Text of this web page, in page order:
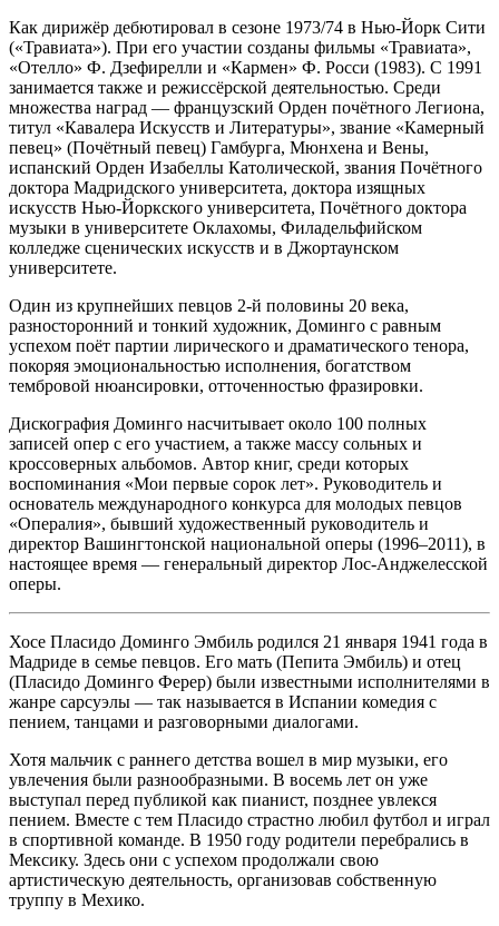
Как дирижёр дебютировал в сезоне 1973/74 в Нью-Йорк Сити
(«Травиата»). При его участии созданы фильмы «Травиата»,
«Отелло» Ф. Дзефирелли и «Кармен» Ф. Росси (1983). С 1991
занимается также и режиссёрской деятельностью. Среди
множества наград — французский Орден почётного Легиона,
титул «Кавалера Искусств и Литературы», звание «Камерный
певец» (Почётный певец) Гамбурга, Мюнхена и Вены,
испанский Орден Изабеллы Католической, звания Почётного
доктора Мадридского университета, доктора изящных
искусств Нью-Йоркского университета, Почётного доктора
музыки в университете Оклахомы, Филадельфийском
колледже сценических искусств и в Джортаунском
университете.
Один из крупнейших певцов 2-й половины 20 века,
разносторонний и тонкий художник, Доминго с равным
успехом поёт партии лирического и драматического тенора,
покоряя эмоциональностью исполнения, богатством
тембровой нюансировки, отточенностью фразировки.
Дискография Доминго насчитывает около 100 полных
записей опер с его участием, а также массу сольных и
кроссоверных альбомов. Автор книг, среди которых
воспоминания «Мои первые сорок лет». Руководитель и
основатель международного конкурса для молодых певцов
«Опералия», бывший художественный руководитель и
директор Вашингтонской национальной оперы (1996–2011), в
настоящее время — генеральный директор Лос-Анджелесской
оперы.
Хосе Пласидо Доминго Эмбиль родился 21 января 1941 года в
Мадриде в семье певцов. Его мать (Пепита Эмбиль) и отец
(Пласидо Доминго Ферер) были известными исполнителями в
жанре сарсуэлы — так называется в Испании комедия с
пением, танцами и разговорными диалогами.
Хотя мальчик с раннего детства вошел в мир музыки, его
увлечения были разнообразными. В восемь лет он уже
выступал перед публикой как пианист, позднее увлекся
пением. Вместе с тем Пласидо страстно любил футбол и играл
в спортивной команде. В 1950 году родители перебрались в
Мексику. Здесь они с успехом продолжали свою
артистическую деятельность, организовав собственную
труппу в Мехико.